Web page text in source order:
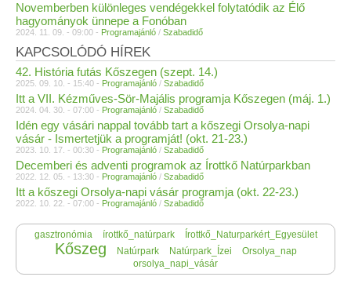
Novemberben különleges vendégekkel folytatódik az Élő
hagyományok ünnepe a Fonóban
2024. 11. 09. - 09:00 - Programajánló / Szabadidő
KAPCSOLÓDÓ HÍREK
42. História futás Kőszegen (szept. 14.)
2025. 09. 10. - 15:40 - Programajánló / Szabadidő
Itt a VII. Kézműves-Sör-Majális programja Kőszegen (máj. 1.)
2024. 04. 30. - 07:00 - Programajánló / Szabadidő
Idén egy vásári nappal tovább tart a kőszegi Orsolya-napi
vásár - Ismertetjük a programját! (okt. 21-23.)
2023. 10. 17. - 00:30 - Programajánló / Szabadidő
Decemberi és adventi programok az Írottkő Natúrparkban
2022. 12. 05. - 13:30 - Programajánló / Szabadidő
Itt a kőszegi Orsolya-napi vásár programja (okt. 22-23.)
2022. 10. 22. - 07:00 - Programajánló / Szabadidő
gasztronómia írottkő_natúrpark Írottkő_Naturparkért_Egyesület
Kőszeg Natúrpark Natúrpark_Ízei
Orsolya_nap
orsolya_napi_vásár